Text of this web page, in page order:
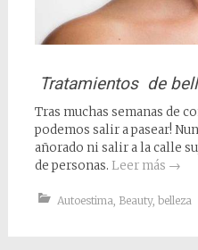
Tratamientos de
Tras muchas semanas de
podemos salir a pasear!
añorado ni salir a la calle
de personas. Leer más →
Autoestima, Beauty, belleza